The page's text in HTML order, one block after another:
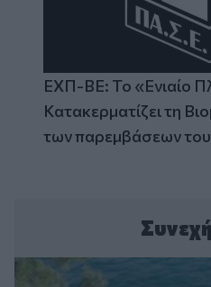
ΕΧΠ-ΒΕ: Το «Ενιαίο
Κατακερματίζει τη
των παρεμβάσεων